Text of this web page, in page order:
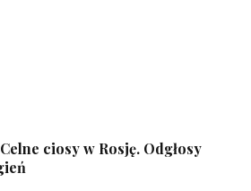
ciosy w Rosję. Odgłosy